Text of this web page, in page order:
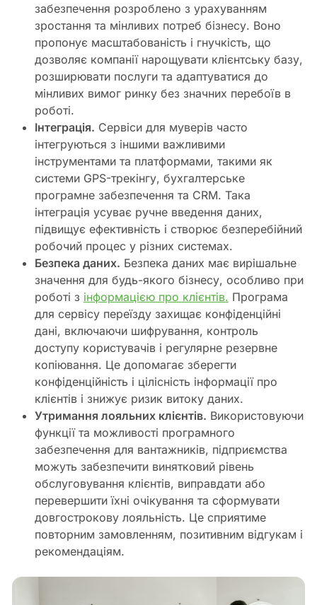
забезпечення розроблено з урахуванням
зростання та мінливих потреб бізнесу. Воно
пропонує масштабованість і гнучкість, що
дозволяє компанії нарощувати клієнтську базу,
розширювати послуги та адаптуватися до
мінливих вимог ринку без значних перебоїв в
роботі.
Інтеграція. Сервіси для муверів часто
інтегруються з іншими важливими
інструментами та платформами, такими як
системи GPS-трекінгу, бухгалтерське
програмне забезпечення та CRM. Така
інтеграція усуває ручне введення даних,
підвищує ефективність і створює безперебійний
робочий процес у різних системах.
Безпека даних. Безпека даних має вирішальне
значення для будь-якого бізнесу, особливо при
роботі з інформацією про клієнтів. Програма
для сервісу переїзду захищає конфіденційні
дані, включаючи шифрування, контроль
доступу користувачів і регулярне резервне
копіювання. Це допомагає зберегти
конфіденційність і цілісність інформації про
клієнтів і знижує ризик витоку даних.
Утримання лояльних клієнтів. Використовуючи
функції та можливості програмного
забезпечення для вантажників, підприємства
можуть забезпечити винятковий рівень
обслуговування клієнтів, виправдати або
перевершити їхні очікування та сформувати
довгострокову лояльність. Це сприятиме
повторним замовленням, позитивним відгукам і
рекомендаціям.